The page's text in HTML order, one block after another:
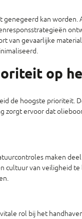
genegeerd kan worden.
van gevaarlijke
op
de hoogste prioriteit.
ervoor dat
maken
cultuur van veiligheid
rol bij het